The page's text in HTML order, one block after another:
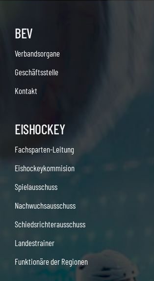
BEV
Verbandsorgane
Geschäftsstelle
Kontakt
EISHOCKEY
Fachsparten-Leitung
Eishockeykommision
Spielausschuss
Nachwuchsausschuss
Schiedsrichterausschuss
Landestrainer
Funktionäre der Regionen